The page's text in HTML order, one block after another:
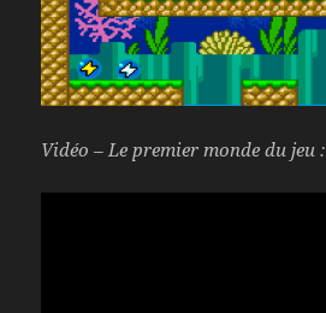
Vidéo – Le premier monde du jeu :